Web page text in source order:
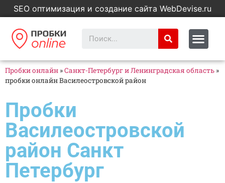
SEO оптимизация и создание сайта WebDevise.ru
Пробки онлайн »Санкт-Петербург и Ленинградская область »
пробки онлайн Василеостровской район
Пробки
Василеостровской
район Санкт
Петербург